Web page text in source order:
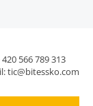
420 566 789 313
tic@bitessko.com